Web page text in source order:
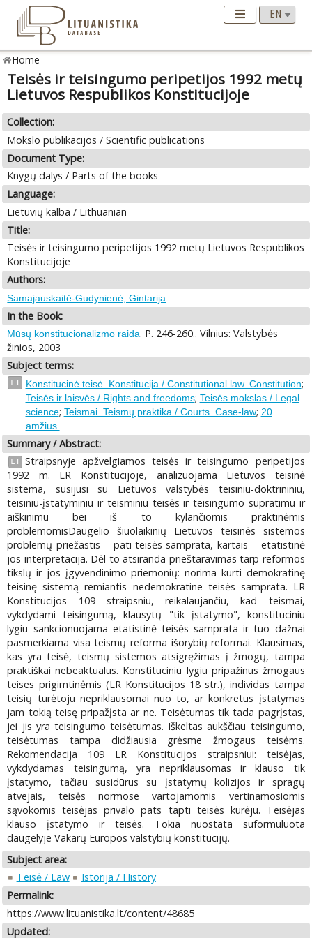
Home
Teisės ir teisingumo peripetijos 1992 metų
Lietuvos Respublikos Konstitucijoje
Collection:
Mokslo publikacijos / Scientific publications
Document Type:
Knygų dalys / Parts of the books
Language:
Lietuvių kalba / Lithuanian
Title:
Teisės ir teisingumo peripetijos 1992 metų Lietuvos Respublikos
Konstitucijoje
Authors:
Samajauskaitė-Gudynienė, Gintarija
In the Book:
Mūsų konstitucionalizmo raida. P. 246-260.. Vilnius: Valstybės
žinios, 2003
Subject terms:
LT Konstitucinė teisė. Konstitucija / Constitutional law. Constitution;
Teisės ir laisvės / Rights and freedoms; Teisės mokslas / Legal
science; Teismai. Teismų praktika / Courts. Case-law; 20
amžius.
Summary / Abstract:
LT Straipsnyje apžvelgiamos teisės ir teisingumo peripetijos
1992 m. LR Konstitucijoje, analizuojama Lietuvos teisinė
sistema, susijusi su Lietuvos valstybės teisiniu-doktrininiu,
teisiniu-įstatyminiu ir teisminiu teisės ir teisingumo supratimu ir
aiškinimu bei iš to kylančiomis praktinėmis
problemomisDaugelio šiuolaikinių Lietuvos teisinės sistemos
problemų priežastis – pati teisės samprata, kartais – etatistinė
jos interpretacija. Dėl to atsiranda prieštaravimas tarp reformos
tikslų ir jos įgyvendinimo priemonių: norima kurti demokratinę
teisinę sistemą remiantis nedemokratine teisės samprata. LR
Konstitucijos 109 straipsniu, reikalaujančiu, kad teismai,
vykdydami teisingumą, klausytų "tik įstatymo", konstituciniu
lygiu sankcionuojama etatistinė teisės samprata ir tuo dažnai
pasmerkiama visa teismų reforma išorybių reformai. Klausimas,
kas yra teisė, teismų sistemos atsigręžimas į žmogų, tampa
praktiškai nebeaktualus. Konstituciniu lygiu pripažinus žmogaus
teises prigimtinėmis (LR Konstitucijos 18 str.), individas tampa
teisių turėtoju nepriklausomai nuo to, ar konkretus įstatymas
jam tokią teisę pripažįsta ar ne. Teisėtumas tik tada pagrįstas,
jei jis yra teisingumo teisėtumas. Iškeltas aukščiau teisingumo,
teisėtumas tampa didžiausia grėsme žmogaus teisėms.
Rekomendacija 109 LR Konstitucijos straipsniui: teisėjas,
vykdydamas teisingumą, yra nepriklausomas ir klauso tik
įstatymo, tačiau susidūrus su įstatymų kolizijos ir spragų
atvejais, teisės normose vartojamomis vertinamosiomis
sąvokomis teisėjas privalo pats tapti teisės kūrėju. Teisėjas
klauso įstatymo ir teisės. Tokia nuostata suformuluota
daugelyje Vakarų Europos valstybių konstitucijų.
Subject area:
Teisė / Law
Istorija / History
Permalink:
https://www.lituanistika.lt/content/48685
Updated: